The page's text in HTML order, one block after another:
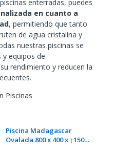
enterradas, puedes
en cuanto a
, permitiendo que tanto
de agua cristalina y
nuestras piscinas se
equipos de
rendimiento y reducen la
Piscinas
Piscina Madagascar
Ovalada 800 x 400 x ↕150